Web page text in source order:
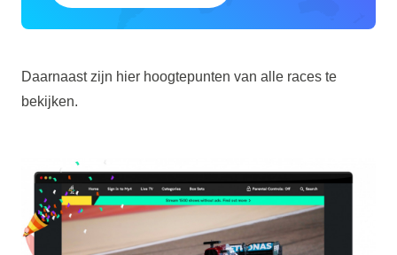
Daarnaast zijn hier hoogtepunten van alle races te
bekijken.